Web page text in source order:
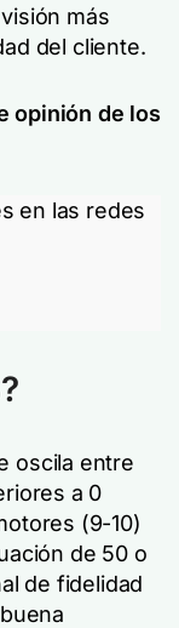
más
del cliente.
opinión de los
en las redes
oscila entre
a 0
(9-10)
de 50 o
de fidelidad